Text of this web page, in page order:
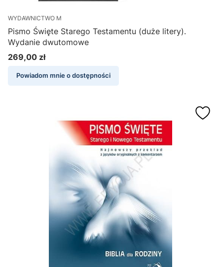
WYDAWNICTWO M
Pismo Święte Starego Testamentu (duże litery).
Wydanie dwutomowe
Cena
269,00 zł
Powiadom mnie o dostępności